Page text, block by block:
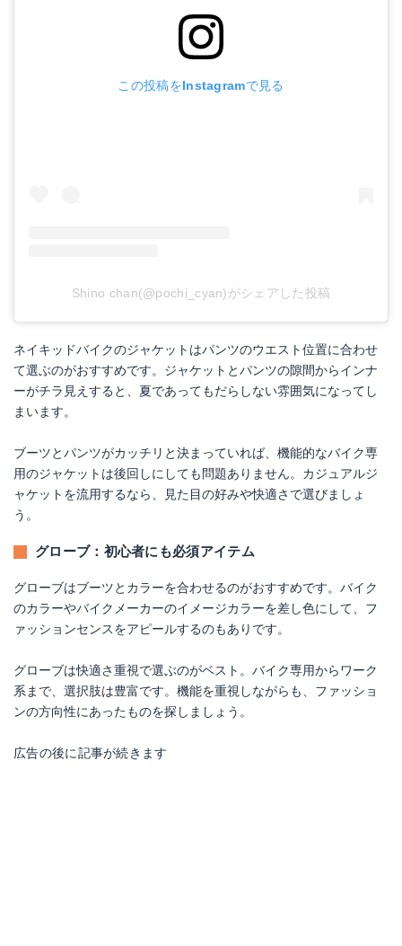
この投稿をInstagramで見る
Shino chan(@pochi_cyan)がシェアした投稿
ネイキッドバイクのジャケットはパンツのウエスト位置に合わせ
て選ぶのがおすすめです。ジャケットとパンツの隙間からインナ
ーがチラ見えすると、夏であってもだらしない雰囲気になってし
まいます。
ブーツとパンツがカッチリと決まっていれば、機能的なバイク専
用のジャケットは後回しにしても問題ありません。カジュアルジ
ャケットを流用するなら、見た目の好みや快適さで選びましょ
う。
グローブ：初心者にも必須アイテム
グローブはブーツとカラーを合わせるのがおすすめです。バイク
のカラーやバイクメーカーのイメージカラーを差し色にして、フ
ァッションセンスをアピールするのもありです。
グローブは快適さ重視で選ぶのがベスト。バイク専用からワーク
系まで、選択肢は豊富です。機能を重視しながらも、ファッショ
ンの方向性にあったものを探しましょう。
広告の後に記事が続きます